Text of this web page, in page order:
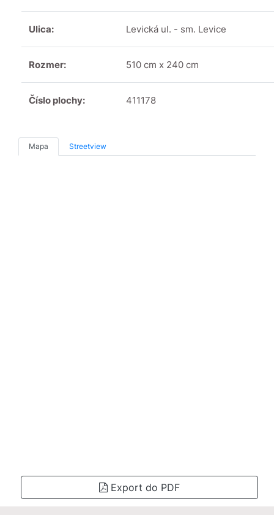
Ulica: Levická ul. - sm. Levice
Rozmer: 510 cm x 240 cm
Číslo plochy: 411178
Mapa Streetview
Export do PDF